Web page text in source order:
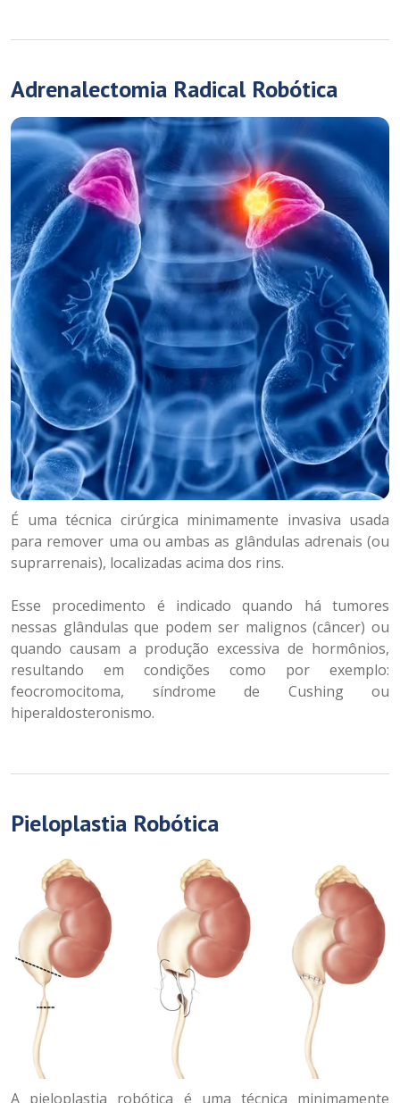
Adrenalectomia Radical Robótica
É uma técnica cirúrgica minimamente invasiva usada
para remover uma ou ambas as glândulas adrenais (ou
suprarrenais), localizadas acima dos rins.
Esse procedimento é indicado quando há tumores
nessas glândulas que podem ser malignos (câncer) ou
quando causam a produção excessiva de hormônios,
resultando em condições como por exemplo:
feocromocitoma, síndrome de Cushing ou
hiperaldosteronismo.
Pieloplastia Robótica
A pieloplastia robótica é uma técnica minimamente